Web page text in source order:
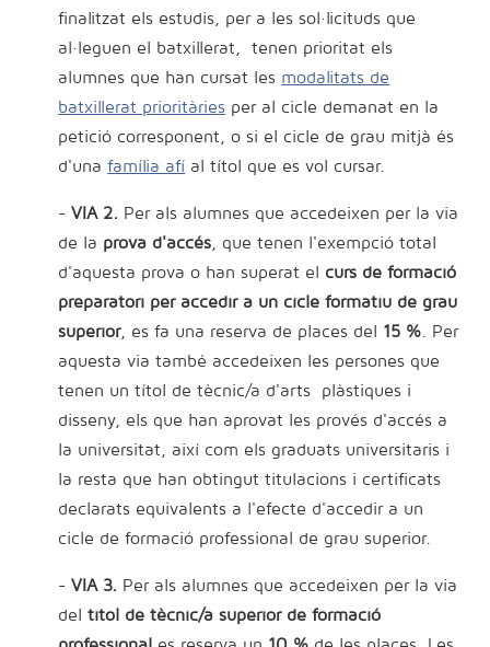
finalitzat els estudis, per a les sol·licituds que
al·leguen el batxillerat, tenen prioritat els
alumnes que han cursat les modalitats de
batxillerat prioritàries per al cicle demanat en la
petició corresponent, o si el cicle de grau mitjà és
d'unafamília afí al títol que es vol cursar.
- VIA 2. Per als alumnes que accedeixen per la via
de la prova d'accés, que tenen l'exempció total
d'aquesta prova o han superat el curs de formació
preparatori per accedir a un cicle formatiu de grau
superior, es fa una reserva de places del 15 %. Per
aquesta via també accedeixen les persones que
tenen un títol de tècnic/a d'arts plàstiques i
disseny, els que han aprovat les provés d'accés a
la universitat, així com els graduats universitaris i
la resta que han obtingut titulacions i certificats
declarats equivalents a l'efecte d'accedir a un
cicle de formació professional de grau superior.
-VIA 3. Per als alumnes que accedeixen per la via
deltítol de tècnic/a superior de formació